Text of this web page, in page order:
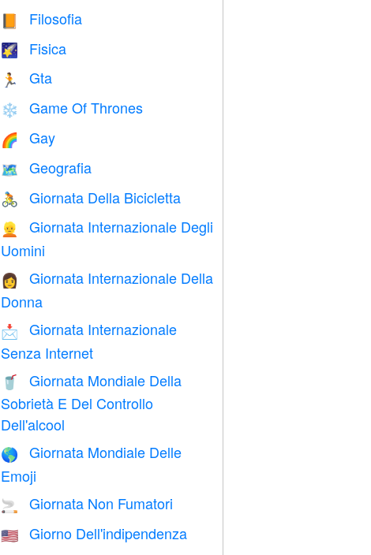
📙 Filosofia
🌠 Fisica
🏃 Gta
❄️ Game Of Thrones
🌈 Gay
🗺 Geografia
🚴 Giornata Della Bicicletta
👱
Giornata Internazionale Degli
Uomini
👩
Giornata Internazionale Della
Donna
📩
Giornata Internazionale
Senza Internet
🥤
Giornata Mondiale Della
Sobrietà E Del Controllo
Dell'alcool
🌎
Giornata Mondiale Delle
Emoji
🚬 Giornata Non Fumatori
🇺🇸
Giorno Dell'indipendenza